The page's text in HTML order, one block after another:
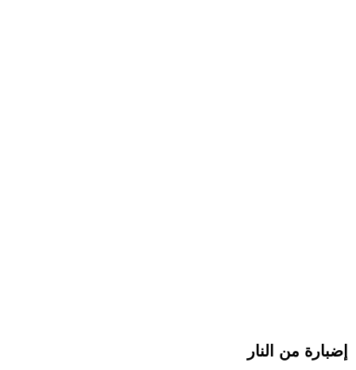
إضبارة من النار